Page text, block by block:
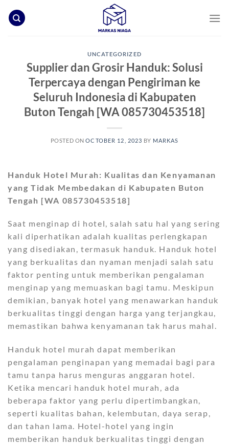
to
UNCATEGORIZED
Supplier dan Grosir Handuk: Solusi
Terpercaya dengan Pengiriman ke
Seluruh Indonesia di Kabupaten
Buton Tengah [WA 085730453518]
POSTED ONOCTOBER 12, 2023 BY MARKAS
Handuk Hotel Murah: Kualitas dan Kenyamanan
yang Tidak Membedakan di Kabupaten Buton
Tengah [WA 085730453518]
Saat menginap di hotel, salah satu hal yang sering
kali diperhatikan adalah kualitas perlengkapan
yang disediakan, termasuk handuk. Handuk hotel
yang berkualitas dan nyaman menjadi salah satu
faktor penting untuk memberikan pengalaman
menginap yang memuaskan bagi tamu. Meskipun
demikian, banyak hotel yang menawarkan handuk
berkualitas tinggi dengan harga yang terjangkau,
memastikan bahwa kenyamanan tak harus mahal.
Handuk hotel murah dapat memberikan
pengalaman penginapan yang memadai bagi para
tamu tanpa harus menguras anggaran hotel.
Ketika mencari handuk hotel murah, ada
beberapa faktor yang perlu dipertimbangkan,
seperti kualitas bahan, kelembutan, daya serap,
dan tahan lama. Hotel-hotel yang ingin
memberikan handuk berkualitas tinggi dengan